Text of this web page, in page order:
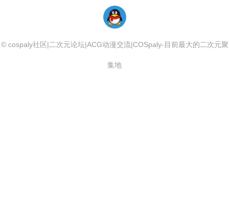
© cospaly社区|二次元论坛|ACG动漫交流|COSpaly-目前最大的二次元聚
集地